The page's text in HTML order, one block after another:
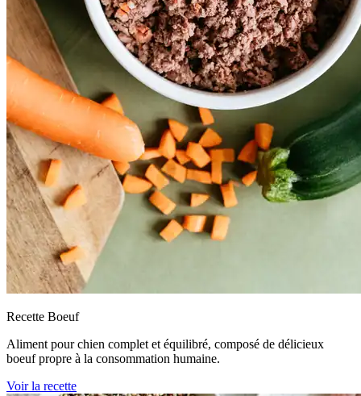
Recette Boeuf
Aliment pour chien complet et équilibré, composé de délicieux
boeuf propre à la consommation humaine.
Voir la recette